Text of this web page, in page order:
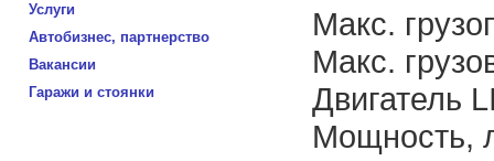
Услуги
Автобизнес, партнерство
Вакансии
Гаражи и стоянки
Макс.
Макс.
Двигатель
Мощность,